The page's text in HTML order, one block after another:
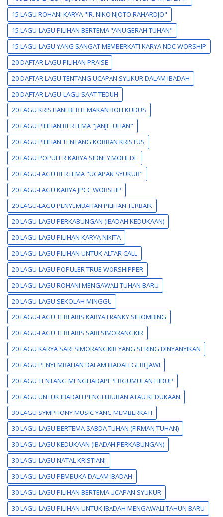
15 LAGU ROHANI KARYA "IR. NIKO NJOTO RAHARDJO"
15 LAGU-LAGU PILIHAN BERTEMA "ANUGERAH TUHAN"
15 LAGU-LAGU YANG SANGAT MEMBERKATI KARYA NDC WORSHIP
20 DAFTAR LAGU PILIHAN PRAISE
20 DAFTAR LAGU TENTANG UCAPAN SYUKUR DALAM IBADAH
20 DAFTAR LAGU-LAGU SAAT TEDUH
20 LAGU KRISTIANI BERTEMAKAN ROH KUDUS
20 LAGU PILIHAN BERTEMA "JANJI TUHAN"
20 LAGU PILIHAN TENTANG KORBAN KRISTUS
20 LAGU POPULER KARYA SIDNEY MOHEDE
20 LAGU-LAGU BERTEMA "UCAPAN SYUKUR"
20 LAGU-LAGU KARYA JPCC WORSHIP
20 LAGU-LAGU PENYEMBAHAN PILIHAN TERBAIK
20 LAGU-LAGU PERKABUNGAN (IBADAH KEDUKAAN)
20 LAGU-LAGU PILIHAN KARYA NIKITA
20 LAGU-LAGU PILIHAN UNTUK ALTAR CALL
20 LAGU-LAGU POPULER TRUE WORSHIPPER
20 LAGU-LAGU ROHANI MENGAWALI TUHAN BARU
20 LAGU-LAGU SEKOLAH MINGGU
20 LAGU-LAGU TERLARIS KARYA FRANKY SIHOMBING
20 LAGU-LAGU TERLARIS SARI SIMORANGKIR
20 LAGU KARYA SARI SIMORANGKIR YANG SERING DINYANYIKAN
20 LAGU PENYEMBAHAN DALAM IBADAH GEREJAWI
20 LAGU TENTANG MENGHADAPI PERGUMULAN HIDUP
20 LAGU UNTUK IBADAH PENGHIBURAN ATAU KEDUKAAN
30 LAGU SYMPHONY MUSIC YANG MEMBERKATI
30 LAGU-LAGU BERTEMA SABDA TUHAN (FIRMAN TUHAN)
30 LAGU-LAGU KEDUKAAN (IBADAH PERKABUNGAN)
30 LAGU-LAGU NATAL KRISTIANI
30 LAGU-LAGU PEMBUKA DALAM IBADAH
30 LAGU-LAGU PILIHAN BERTEMA UCAPAN SYUKUR
30 LAGU-LAGU PILIHAN UNTUK IBADAH MENGAWALI TAHUN BARU